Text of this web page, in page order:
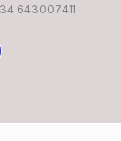
643007411